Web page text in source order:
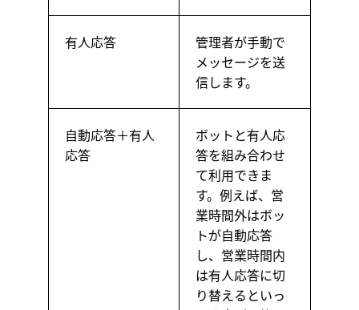
有人応答
管理者が手動で
メッセージを送
信します。
自動応答＋有人
応答
ボットと有人応
答を組み合わせ
て利用できま
す。例えば、営
業時間外はボッ
トが自動応答
し、営業時間内
は有人応答に切
り替えるといっ